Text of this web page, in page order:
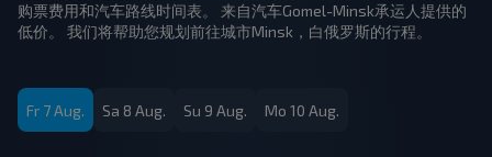
购票费用和汽车路线时间表。 来自汽车Gomel-Minsk承运人提供的
低价。 我们将帮助您规划前往城市Minsk，白俄罗斯的行程。
Fr 7 Aug. Sa 8 Aug. Su 9 Aug. Mo 10 Aug.